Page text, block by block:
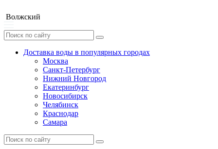
Волжский
Доставка воды в популярных городах
Москва
Санкт-Петербург
Нижний Новгород
Екатеринбург
Новосибирск
Челябинск
Краснодар
Самара